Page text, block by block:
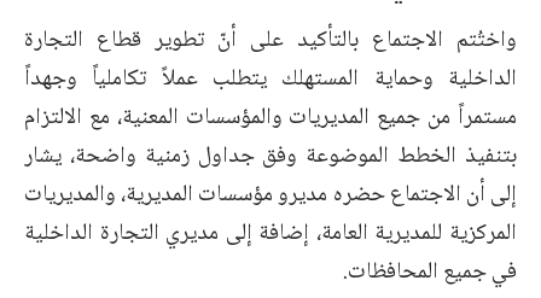
واختُتم الاجتماع بالتأكيد على أنّ تطوير قطاع التجارة
الداخلية وحماية المستهلك يتطلب عملاً تكاملياً وجهداً
مستمراً من جميع المديريات والمؤسسات المعنية، مع الالتزام
بتنفيذ الخطط الموضوعة وفق جداول زمنية واضحة، يشار
إلى أن الاجتماع حضره مديرو مؤسسات المديرية، والمديريات
المركزية للمديرية العامة، إضافة إلى مديري التجارة الداخلية
في جميع المحافظات.